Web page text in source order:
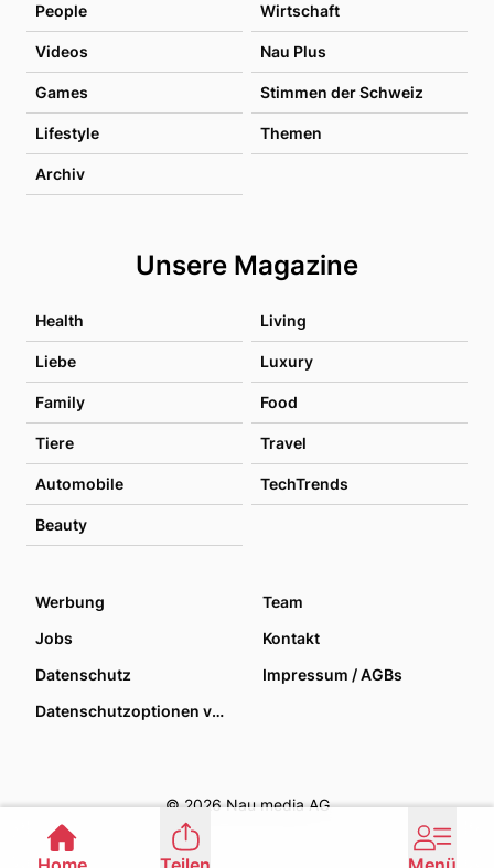
People Wirtschaft
Videos Nau Plus
Games Stimmen der Schweiz
Lifestyle Themen
Archiv
Unsere Magazine
Health Living
Liebe Luxury
Family Food
Tiere Travel
Automobile TechTrends
Beauty
Werbung
Team
Jobs
Kontakt
Datenschutz
Impressum / AGBs
Datenschutzoptionen verwalten
© 2026 Nau media AG